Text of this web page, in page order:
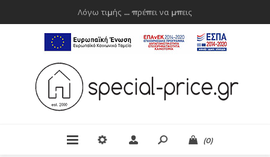
Λόγω τιμής ... πρέπει να μπεις
(0)